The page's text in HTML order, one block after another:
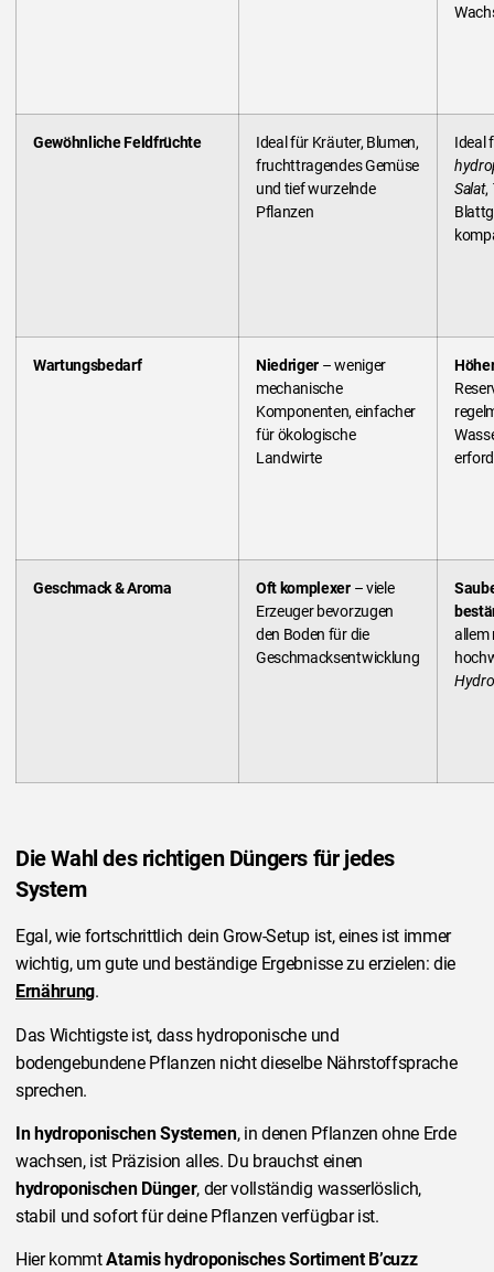
Gewöhnliche Feldfrüchte
Ideal für Kräuter, Blumen,
fruchttragendes Gemüse
und tief wurzelnde
Pflanzen
Ideal
Salat,
Wartungsbedarf Niedriger – weniger
mechanische
Komponenten, einfacher
für ökologische
Landwirte
Geschmack & Aroma Oft komplexer – viele
Erzeuger bevorzugen
den Boden für die
Geschmacksentwicklung
allem
Die Wahl des richtigen Düngers für jedes
System
Egal, wie fortschrittlich dein Grow-Setup ist, eines ist immer
wichtig, um gute und beständige Ergebnisse zu erzielen: die
Ernährung.
Das Wichtigste ist, dass hydroponische und
bodengebundene Pflanzen nicht dieselbe Nährstoffsprache
sprechen.
In hydroponischen Systemen, in denen Pflanzen ohne Erde
wachsen, ist Präzision alles. Du brauchst einen
hydroponischen Dünger, der vollständig wasserlöslich,
stabil und sofort für deine Pflanzen verfügbar ist.
Hier kommtAtamis hydroponisches Sortiment B’cuzz